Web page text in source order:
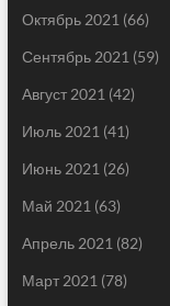
Октябрь 2021 (66)
Сентябрь 2021 (59)
Август 2021 (42)
Июль 2021 (41)
Июнь 2021 (26)
Май 2021 (63)
Апрель 2021 (82)
Март 2021 (78)